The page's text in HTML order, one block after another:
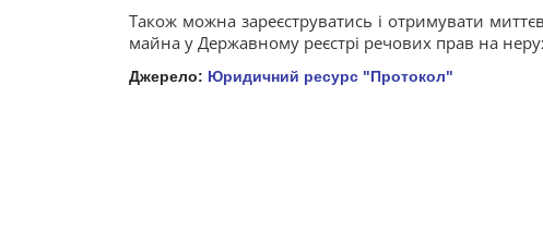
Також можна зареєструватись і отримувати
майна у Державному реєстрі речових прав на
Джерело: Юридичний ресурс "Протокол"